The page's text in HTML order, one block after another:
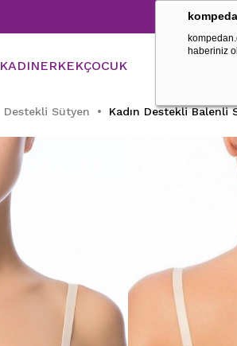
haberiniz
Tüm Pijama
KADINERKEKÇOCUK
Destekli Sütyen Kadın Destekli Balenli